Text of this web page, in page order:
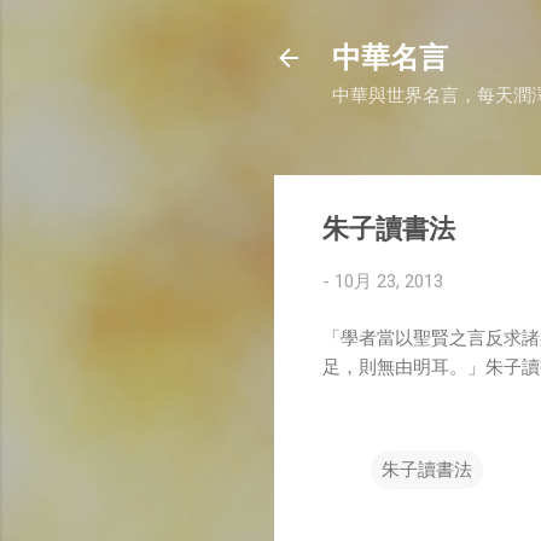
中華名言
中華與世界名言，每天潤
朱子讀書法
- 10月 23, 2013
「學者當以聖賢之言反求
足，則無由明耳。」朱子
朱子讀書法